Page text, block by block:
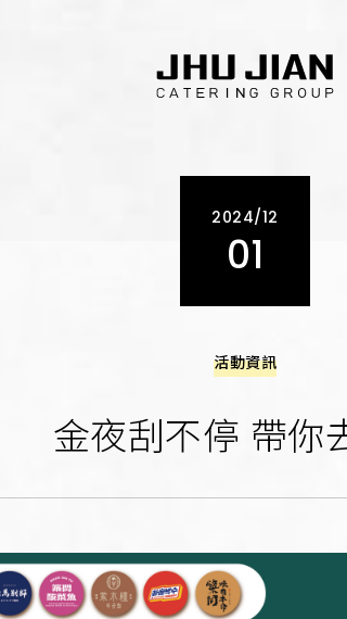
2024/12
01
活動資訊
金夜刮不停 帶你